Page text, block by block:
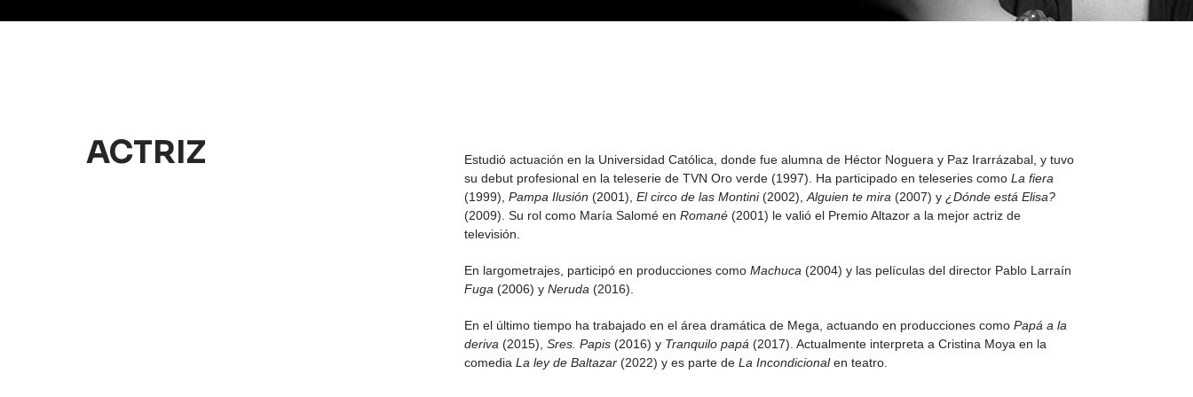
ACTRIZ
Estudió actuación en la Universidad Católica, donde fue alumna de Héctor Noguera y Paz Irarrázabal, y tuvo
su debut profesional en la teleserie de TVN Oro verde (1997). Ha participado en teleseries comoLa fiera
(1999),Pampa Ilusión (2001),​El circo de las Montini(2002),Alguien te mira (2007) y ¿Dónde está Elisa?
(2009). Su rol como María Salomé enRomané (2001) le valió el Premio Altazor a la mejor actriz de
televisión.
En largometrajes, participó en producciones comoMachuca (2004) y las películas del director Pablo Larraín
Fuga (2006) yNeruda (2016).
En el último tiempo ha trabajado en el área dramática de Mega, actuando en producciones comoPapá a la
deriva (2015),Sres. Papis (2016) y Tranquilo papá (2017). Actualmente interpreta a Cristina Moya en la
comediaLa ley de Baltazar (2022) y es parte deLa Incondicionalen teatro.